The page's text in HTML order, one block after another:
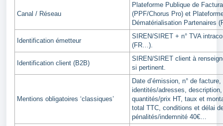
Canal / Réseau
Plateforme Publique de
(PPF/Chorus Pro) et
Dématérialisation Partenaires
Identification émetteur
SIREN/SIRET + n° TVA
(FR…).
Identification client (B2B)
SIREN/SIRET client à
si pertinent.
Mentions obligatoires ‘classiques’
Date d’émission, n° de facture,
identités/adresses, description,
quantités/prix HT, taux et
total TTC, conditions et délai
pénalités/indemnité 40€…